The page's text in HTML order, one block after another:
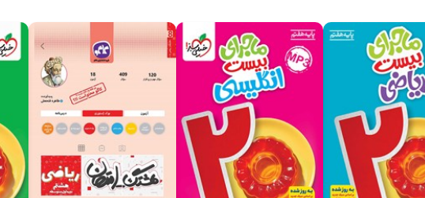
کتاب‌های کمک آموزشی متوسطه اول را به چه کسانی پیشنهاد
که در دوره‌ی متوسطه‌ی اول تحصیل می‌کنند و دلشان می‌خواهد مسیر
که در پی منابعی مفید و کاربردی برای بهبود تحصیل فرزندان و دانش‌آموزان خود
کمک آموزشی متوسطه اول غافل نشوند.
کتاب‌های کمک آموزشی متوسطه اول در کتابراه